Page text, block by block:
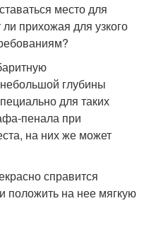
место для
прихожая для узкого
глубины
для таких
пенала при
на них же может
справится
положить на нее мягкую